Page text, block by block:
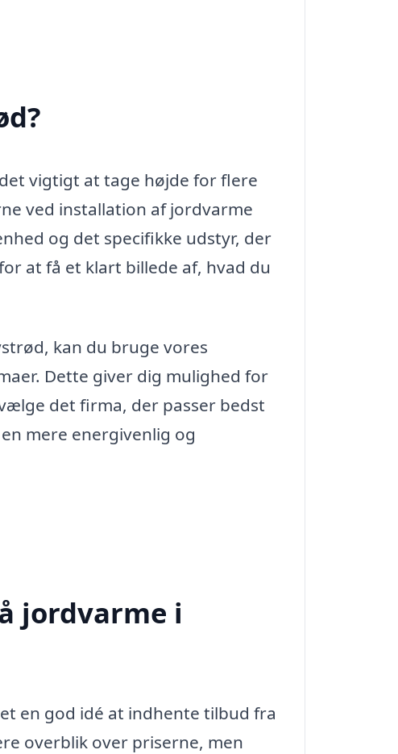
vigtigt at tage højde for flere
ved installation af jordvarme
og det specifikke udstyr, der
at få et klart billede af, hvad du
kan du bruge vores
Dette giver dig mulighed for
det firma, der passer bedst
mere energivenlig og
jordvarme i
en god idé at indhente tilbud fra
overblik over priserne, men